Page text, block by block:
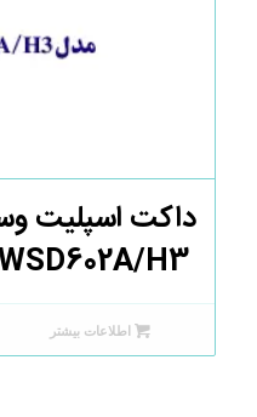
داکت اسپلیت
اطلاعات بیشتر